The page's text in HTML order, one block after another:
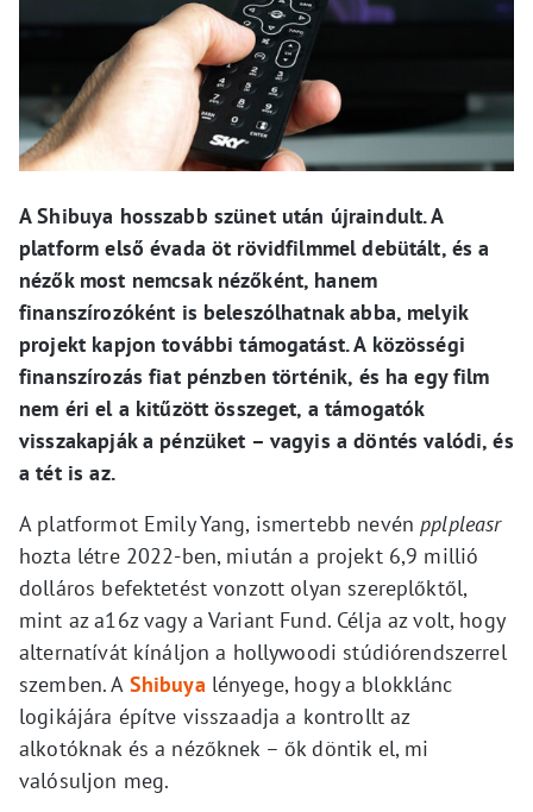
A Shibuya hosszabb szünet után újraindult. A
platform első évada öt rövidfilmmel debütált, és a
nézők most nemcsak nézőként, hanem
finanszírozóként is beleszólhatnak abba, melyik
projekt kapjon további támogatást. A közösségi
finanszírozás fiat pénzben történik, és ha egy film
nem éri el a kitűzött összeget, a támogatók
visszakapják a pénzüket – vagyis a döntés valódi, és
a tét is az.
A platformot Emily Yang, ismertebb nevénpplpleasr
hozta létre 2022-ben, miután a projekt 6,9 millió
dolláros befektetést vonzott olyan szereplőktől,
mint az a16z vagy a Variant Fund. Célja az volt, hogy
alternatívát kínáljon a hollywoodi stúdiórendszerrel
szemben. A Shibuya lényege, hogy a blokklánc
logikájára építve visszaadja a kontrollt az
alkotóknak és a nézőknek – ők döntik el, mi
valósuljon meg.